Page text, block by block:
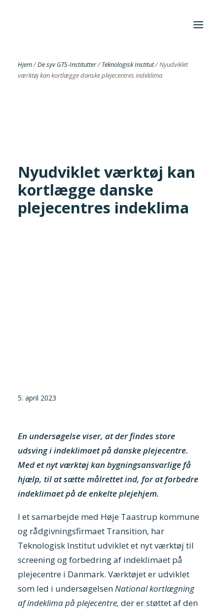
Foreningen
Search
Hjem/De syv GTS-Institutter/Teknologisk Institut/Nyudviklet
værktøj kan kortlægge danske plejecentres indeklima
Nyudviklet værktøj kan
kortlægge danske
plejecentres indeklima
5. april 2023
En undersøgelse viser, at der findes store
udsving i indeklimaet på danske plejecentre.
Med et nyt værktøj kan bygningsansvarlige få
hjælp, til at sætte målrettet ind, for at forbedre
indeklimaet på de enkelte plejehjem.
I et samarbejde med Høje Taastrup kommune
og rådgivningsfirmaet Transition, har
Teknologisk Institut udviklet et nyt værktøj til
screening og forbedring af indeklimaet på
plejecentre i Danmark. Værktøjet er udviklet
som led i undersøgelsenNational kortlægning
af indeklima på plejecentre, der er støttet af den